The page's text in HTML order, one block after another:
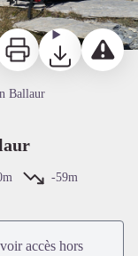
TéléchargerSignaler
Ballaur
-59m
accès hors